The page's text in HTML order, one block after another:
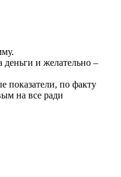
деньги и желательно –
показатели, по факту
на все ради